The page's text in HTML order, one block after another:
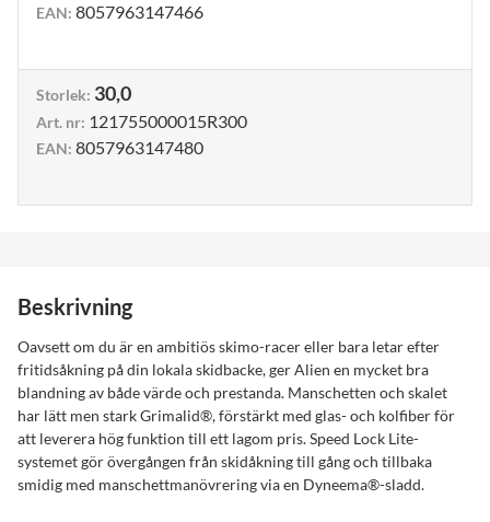
EAN: 8057963147466
Storlek: 30,0
Art. nr: 121755000015R300
EAN: 8057963147480
Beskrivning
Oavsett om du är en ambitiös skimo-racer eller bara letar efter
fritidsåkning på din lokala skidbacke, ger Alien en mycket bra
blandning av både värde och prestanda. Manschetten och skalet
har lätt men stark Grimalid®, förstärkt med glas- och kolfiber för
att leverera hög funktion till ett lagom pris. Speed Lock Lite-
systemet gör övergången från skidåkning till gång och tillbaka
smidig med manschettmanövrering via en Dyneema®-sladd.